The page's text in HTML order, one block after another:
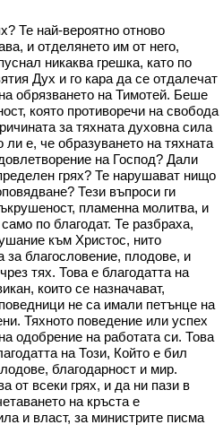
Те най-вероятно отново
и отделянето им от него,
никаква грешка, като по
Дух и го кара да се отдалечат
обрязването на Тимотей. Беше
която противоречи на свобода
за тяхната духовна сила
е, че образуването на тяхната
на Господ? Дали
грях? Те нарушават нищо
Тези въпроси ги
пламенна молитва, и
по благодат. Те разбраха,
към Христос, нито
за благословение, плодове, и
тях. Това е благодатта на
които се назначават,
не са имали петънце на
Тяхното поведение или успех
одобрение на работата си. Това
на Този, Който е бил
благодарност и мир.
от всеки грях, и да ни пази в
на кръста е
и власт, за министрите писма